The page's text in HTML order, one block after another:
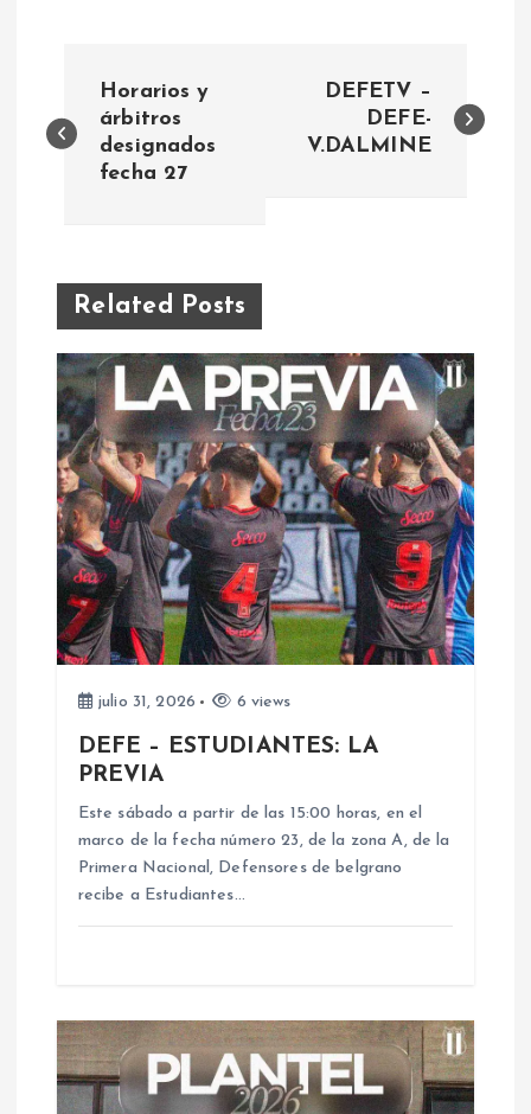
a
a
c
ó
n
d
d
Horarios y
árbitros
designados
fecha 27
DEFETV –
DEFE-
V.DALMINE
Related Posts
julio 31, 2026 6 views
DEFE – ESTUDIANTES: LA
PREVIA
Este sábado a partir de las 15:00 horas, en el
marco de la fecha número 23, de la zona A, de la
Primera Nacional, Defensores de belgrano
recibe a Estudiantes…